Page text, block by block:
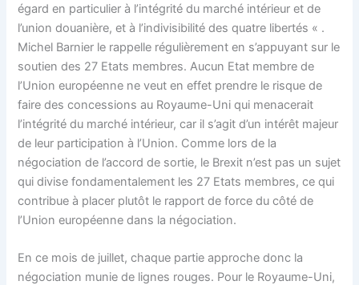
égard en particulier à l’intégrité du marché intérieur et de
l’union douanière, et à l’indivisibilité des quatre libertés « .
Michel Barnier le rappelle régulièrement en s’appuyant sur le
soutien des 27 Etats membres. Aucun Etat membre de
l’Union européenne ne veut en effet prendre le risque de
faire des concessions au Royaume-Uni qui menacerait
l’intégrité du marché intérieur, car il s’agit d’un intérêt majeur
de leur participation à l’Union. Comme lors de la
négociation de l’accord de sortie, le Brexit n’est pas un sujet
qui divise fondamentalement les 27 Etats membres, ce qui
contribue à placer plutôt le rapport de force du côté de
l’Union européenne dans la négociation.
En ce mois de juillet, chaque partie approche donc la
négociation munie de lignes rouges. Pour le Royaume-Uni,